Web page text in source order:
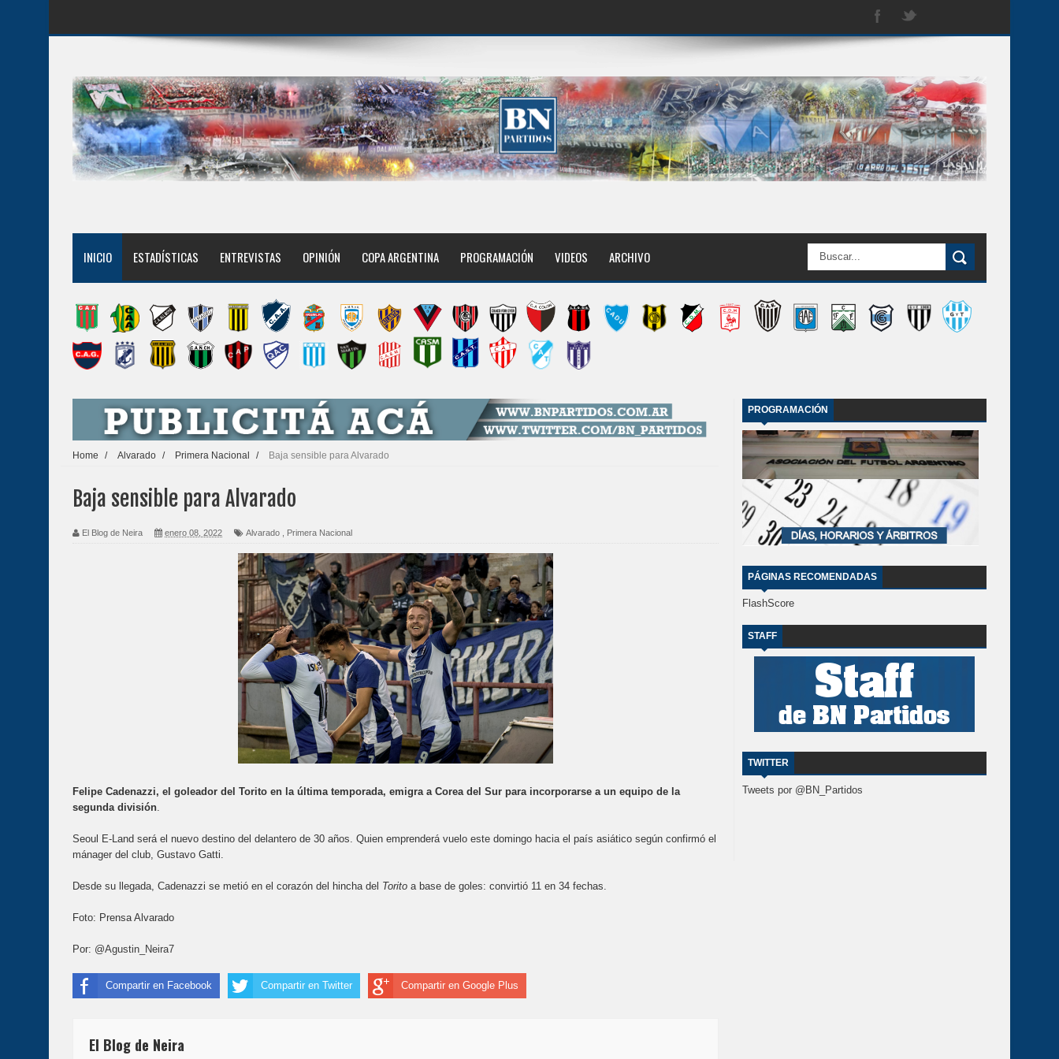
INICIO ESTADÍSTICAS ENTREVISTAS OPINIÓN COPA ARGENTINA PROGRAMACIÓN VIDEOS ARCHIVO
Home / Alvarado / Primera Nacional / Baja sensible para Alvarado
Baja sensible para Alvarado
El Blog de Neira enero 08, 2022 Alvarado Primera Nacional
Felipe Cadenazzi, el goleador del Torito en la última temporada, emigra a Corea del Sur para incorporarse a un equipo de la
segunda división
Seoul E-Land será el nuevo destino del delantero de 30 años. Quien emprenderá vuelo este domingo hacia el país asiático según confirmó el
mánager del club, Gustavo Gatti.
Desde su llegada, Cadenazzi se metió en el corazón del hincha del Torito a base de goles: convirtió 11 en 34 fechas.
Foto: Prensa Alvarado
Por: @Agustin_Neira7
Compartir en Facebook Compartir en Twitter Compartir en Google Plus
El Blog de Neira
PROGRAMACIÓN
PÁGINAS RECOMENDADAS
FlashScore
STAFF
TWITTER
Tweets por @BN_Partidos